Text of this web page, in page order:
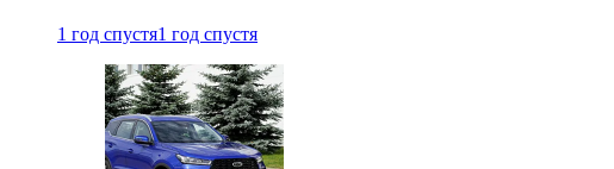
1 год спустя1 год спустя